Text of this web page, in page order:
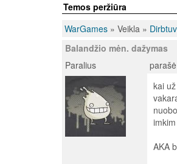
Temos peržiūra
WarGames » Veikla »
Balandžio mėn. dažymas
Paralius
kai
AKA